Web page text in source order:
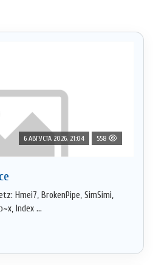
6 АВГУСТА 2026, 21:04 558
Hmei7, BrokenPipe, SimSimi,
Index ...